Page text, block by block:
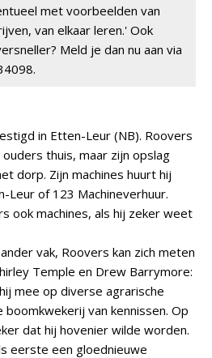
met voorbeelden van
van elkaar leren.' Ook
Meld je dan nu aan via
in Etten-Leur (NB). Roovers
thuis, maar zijn opslag
dorp. Zijn machines huurt hij
Leur of 123 Machineverhuur.
ook machines, als hij zeker weet
vak, Roovers kan zich meten
Temple en Drew Barrymore:
mee op diverse agrarische
van kennissen. Op
dat hij hovenier wilde worden.
eerste een gloednieuwe